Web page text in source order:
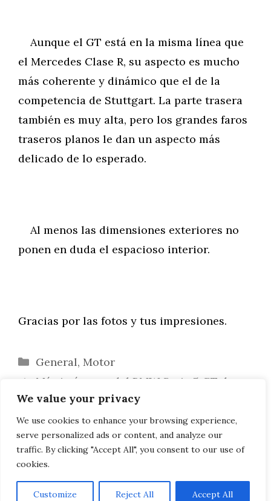
We value your privacy
We use cookies to enhance your browsing experience,
serve personalized ads or content, and analyze our
traffic. By clicking "Accept All", you consent to our use of
cookies.
Customize Reject All Accept All
Aunque el GT está en la misma línea que
el Mercedes Clase R, su aspecto es mucho
más coherente y dinámico que el de la
competencia de Stuttgart. La parte trasera
también es muy alta, pero los grandes faros
traseros planos le dan un aspecto más
delicado de lo esperado.
Al menos las dimensiones exteriores no
ponen en duda el espacioso interior.
Gracias por las fotos y tus impresiones.
Categorías
General, Motor
Más imágenes del BMW Serie 5 GT de
EE.UU.
BMW 550i GT F07 – Lujo y dinamismo
combinados